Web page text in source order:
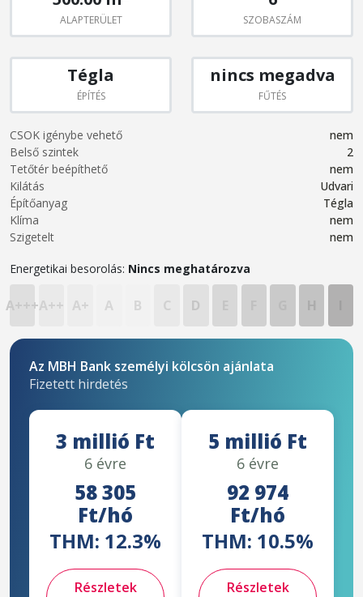
ALAPTERÜLET SZOBASZÁM
Tégla
ÉPÍTÉS
nincs megadva
FŰTÉS
CSOK igénybe vehető
nem
Belső szintek
2
Tetőtér beépíthető
nem
Kilátás
Udvari
Építőanyag
Tégla
Klíma
nem
Szigetelt
nem
Energetikai besorolás: Nincs meghatározva
A+++A++ A+ A B C D
Az MBH Bank személyi kölcsön ajánlata
Fizetett hirdetés
3 millió Ft
6 évre
58 305
Ft/hó
THM: 12.3%
Részletek
5 millió Ft
6 évre
92 974
Ft/hó
THM: 10.5%
Részletek